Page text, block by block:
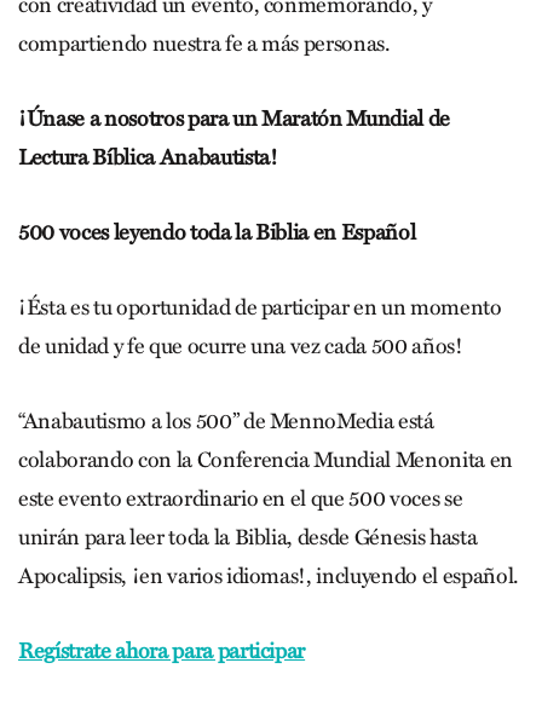
compartiendo nuestra fe a más personas.
¡Únase a nosotros para un Maratón Mundial de
Lectura Bíblica Anabautista!
500 voces leyendo toda la Biblia en Español
¡Ésta es tu oportunidad de participar en un momento
de unidad y fe que ocurre una vez cada 500 años!
“Anabautismo a los 500” de MennoMedia está
colaborando con la Conferencia Mundial Menonita en
este evento extraordinario en el que 500 voces se
unirán para leer toda la Biblia, desde Génesis hasta
Apocalipsis, ¡en varios idiomas!, incluyendo el español.
Regístrate ahora para participar